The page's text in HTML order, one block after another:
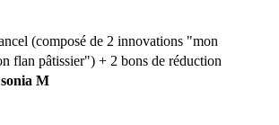
(composé de 2 innovations "mon
flan pâtissier") + 2 bons de réduction
sonia M